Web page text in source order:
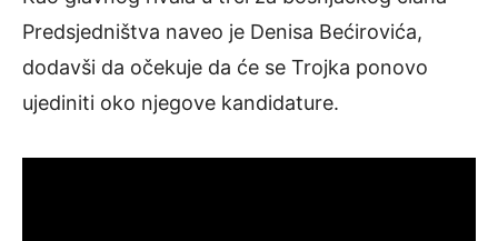
Predsjedništva naveo je Denisa Bećirovića,
dodavši da očekuje da će se Trojka ponovo
ujediniti oko njegove kandidature.